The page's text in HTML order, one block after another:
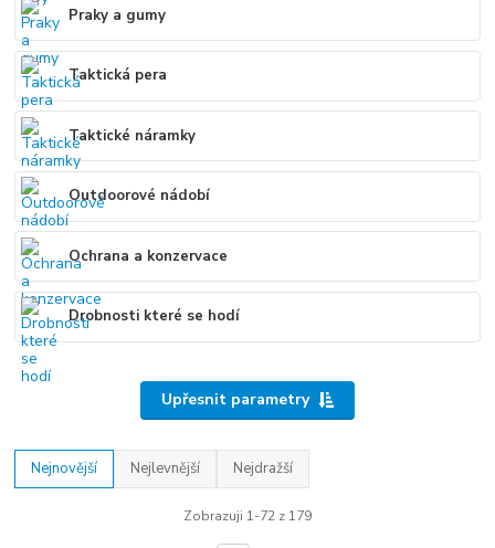
Praky a gumy
Taktická pera
Taktické náramky
Outdoorové nádobí
Ochrana a konzervace
Drobnosti které se hodí
Upřesnit parametry
Nejnovější Nejlevnější Nejdražší
Zobrazuji 1-72 z 179